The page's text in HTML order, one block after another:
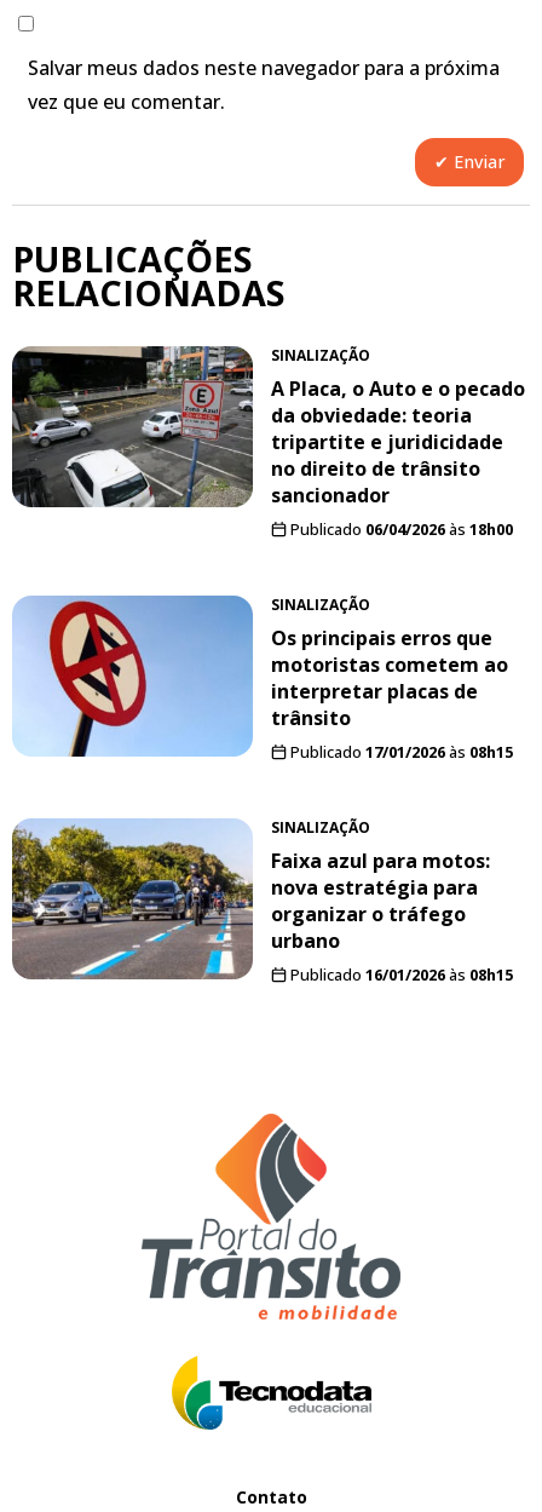
Salvar meus dados neste navegador para a próxima
vez que eu comentar.
PUBLICAÇÕES
RELACIONADAS
SINALIZAÇÃO
A Placa, o Auto e o pecado
da obviedade: teoria
tripartite e juridicidade
no direito de trânsito
sancionador
Publicado 06/04/2026às 18h00
SINALIZAÇÃO
Os principais erros que
motoristas cometem ao
interpretar placas de
trânsito
Publicado 17/01/2026às 08h15
SINALIZAÇÃO
Faixa azul para motos:
nova estratégia para
organizar o tráfego
urbano
Publicado 16/01/2026às 08h15
Contato